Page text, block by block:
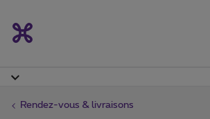
Rendez-vous & livraisons